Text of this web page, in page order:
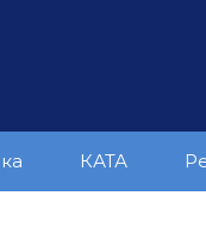
КАТА